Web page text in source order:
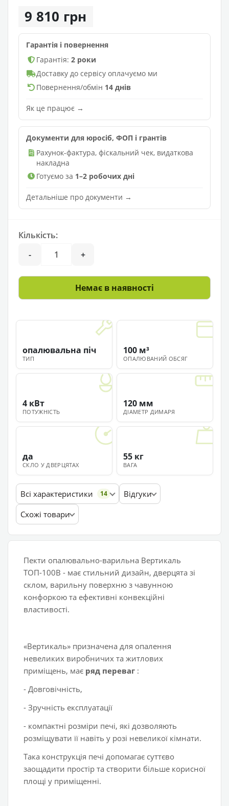
9 810 грн
Гарантія і повернення
Гарантія: 2 роки
Доставку до сервісу оплачуємо ми
Повернення/обмін 14 днів
Як це працює →
Документи для юросіб, ФОП і грантів
Рахунок-фактура, фіскальний чек, видаткова
накладна
Готуємо за 1–2 робочих дні
Детальніше про документи →
Кількість:
-
+
Немає в наявності
ТИП
опалювальна піч
ОПАЛЮВАНИЙ ОБСЯГ
100 м³
ПОТУЖНІСТЬ
4 кВт
ДІАМЕТР ДИМАРЯ
120 мм
СКЛО У ДВЕРЦЯТАХ
да
ВАГА
55 кг
Всі характеристики 14
Відгуки
Схожі товари
Пекти опалювально-варильна Вертикаль
ТОП-100В - має стильний дизайн, дверцята зі
склом, варильну поверхню з чавунною
конфоркою та ефективні конвекційні
властивості.
«Вертикаль» призначена для опалення
невеликих виробничих та житлових
приміщень, має ряд переваг :
- Довговічність,
- Зручність експлуатації
- компактні розміри печі, які дозволяють
розміщувати її навіть у розі невеликої кімнати.
Така конструкція печі допомагає суттєво
заощадити простір та створити більше корисної
площі у приміщенні.